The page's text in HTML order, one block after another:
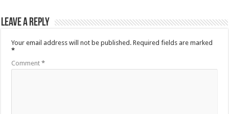
Leave a Reply
Your email address will not be published. Required fields are marked
*
Comment*